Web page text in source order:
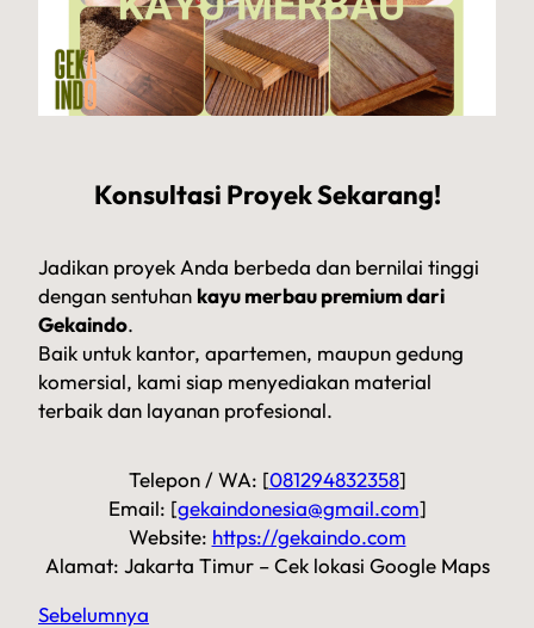
Konsultasi Proyek Sekarang!
Jadikan proyek Anda berbeda dan bernilai tinggi
dengan sentuhan kayu merbau premium dari
Gekaindo.
Baik untuk kantor, apartemen, maupun gedung
komersial, kami siap menyediakan material
terbaik dan layanan profesional.
Telepon / WA: [081294832358]
Email: [gekaindonesia@gmail.com]
Website: https://gekaindo.com
Alamat: Jakarta Timur – Cek lokasi Google Maps
Sebelumnya